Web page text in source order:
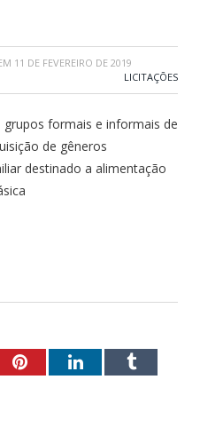
11 DE FEVEREIRO DE 2019
LICITAÇÕES
formais e informais de
de gêneros
destinado a alimentação
PinterestLinkedInTumblr